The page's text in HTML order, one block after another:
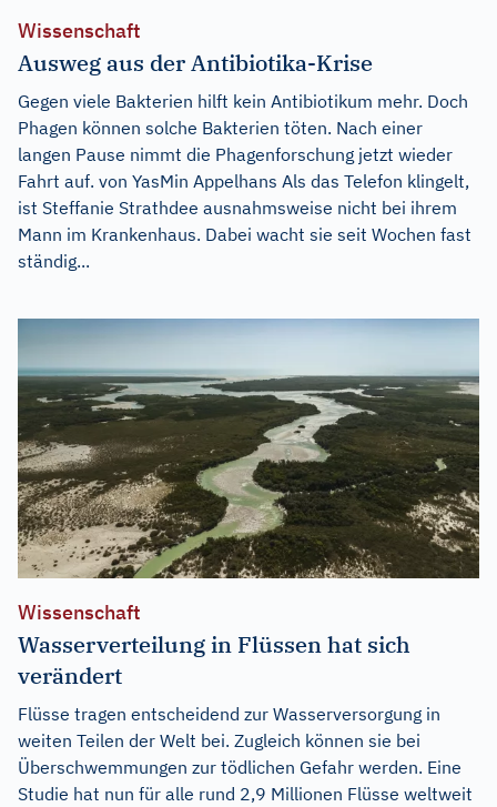
Wissenschaft
Ausweg aus der Antibiotika-Krise
Gegen viele Bakterien hilft kein Antibiotikum mehr. Doch
Phagen können solche Bakterien töten. Nach einer
langen Pause nimmt die Phagenforschung jetzt wieder
Fahrt auf. von YasMin Appelhans Als das Telefon klingelt,
ist Steffanie Strathdee ausnahmsweise nicht bei ihrem
Mann im Krankenhaus. Dabei wacht sie seit Wochen fast
ständig...
Wissenschaft
Wasserverteilung in Flüssen hat sich
verändert
Flüsse tragen entscheidend zur Wasserversorgung in
weiten Teilen der Welt bei. Zugleich können sie bei
Überschwemmungen zur tödlichen Gefahr werden. Eine
Studie hat nun für alle rund 2,9 Millionen Flüsse weltweit